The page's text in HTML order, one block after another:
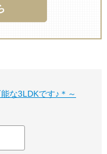
な3LDKです♪＊～